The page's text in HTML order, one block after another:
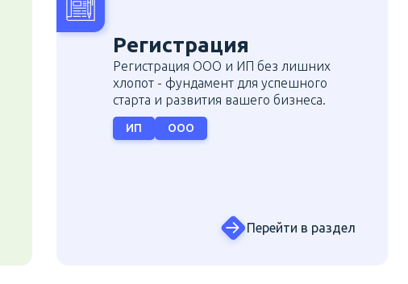
Регистрация
Регистрация ООО и ИП без лишних
хлопот - фундамент для успешного
старта и развития вашего бизнеса.
ИП ООО
Перейти в раздел